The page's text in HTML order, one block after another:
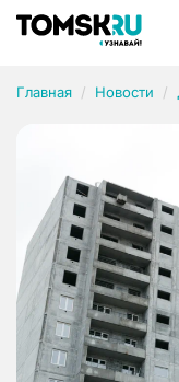
Главная Новости